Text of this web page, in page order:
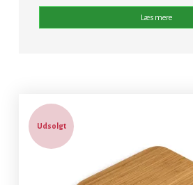
Læs mere
Udsolgt